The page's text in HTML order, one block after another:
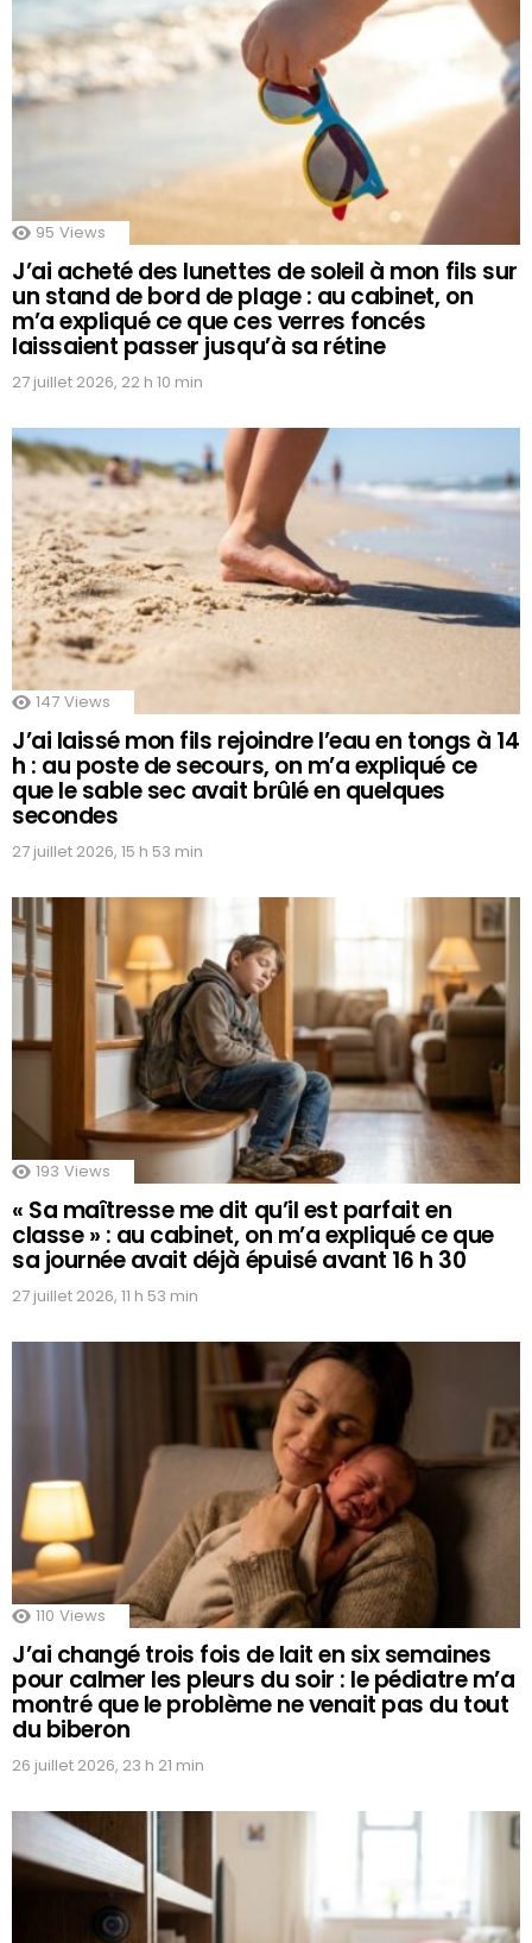
95 Views
J’ai acheté des lunettes de soleil à mon fils sur
un stand de bord de plage : au cabinet, on
m’a expliqué ce que ces verres foncés
laissaient passer jusqu’à sa rétine
27 juillet 2026, 22 h 10 min
147 Views
J’ai laissé mon fils rejoindre l’eau en tongs à 14
h : au poste de secours, on m’a expliqué ce
que le sable sec avait brûlé en quelques
secondes
27 juillet 2026, 15 h 53 min
193 Views
« Sa maîtresse me dit qu’il est parfait en
classe » : au cabinet, on m’a expliqué ce que
sa journée avait déjà épuisé avant 16 h 30
27 juillet 2026, 11 h 53 min
110 Views
J’ai changé trois fois de lait en six semaines
pour calmer les pleurs du soir : le pédiatre m’a
montré que le problème ne venait pas du tout
du biberon
26 juillet 2026, 23 h 21 min